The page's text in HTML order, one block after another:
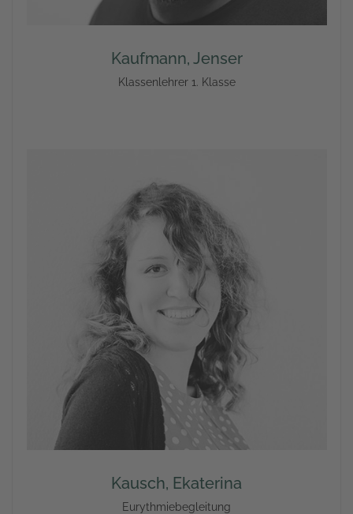
Kaufmann, Jenser
Klassenlehrer 1. Klasse
Kausch, Ekaterina
Eurythmiebegleitung